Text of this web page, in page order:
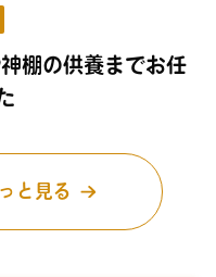
棚の供養までお任
と見る